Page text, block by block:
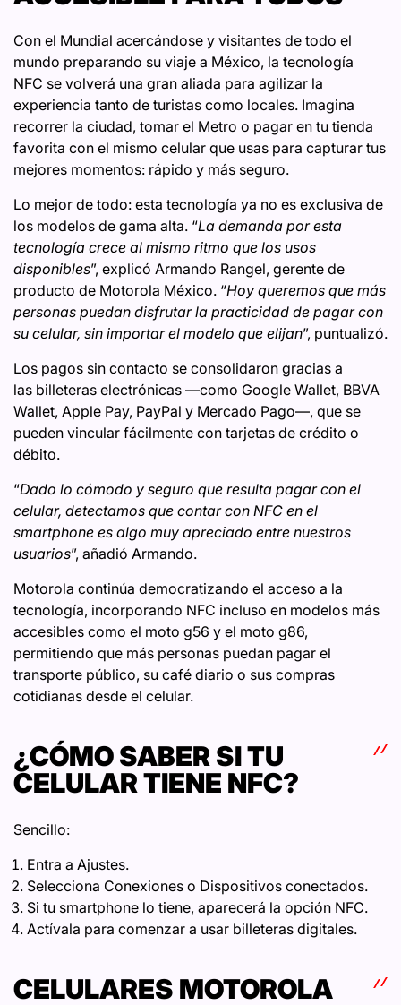
Con el Mundial acercándose y visitantes de todo el
mundo preparando su viaje a México, la tecnología
NFC se volverá una gran aliada para agilizar la
experiencia tanto de turistas como locales. Imagina
recorrer la ciudad, tomar el Metro o pagar en tu tienda
favorita con el mismo celular que usas para capturar tus
mejores momentos: rápido y más seguro.
Lo mejor de todo: esta tecnología ya no es exclusiva de
los modelos de gama alta. “La demanda por esta
tecnología crece al mismo ritmo que los usos
disponibles”, explicó Armando Rangel, gerente de
producto de Motorola México. “Hoy queremos que más
personas puedan disfrutar la practicidad de pagar con
su celular, sin importar el modelo que elijan”, puntualizó.
Los pagos sin contacto se consolidaron gracias a
las billeteras electrónicas —como Google Wallet, BBVA
Wallet, Apple Pay, PayPal y Mercado Pago—, que se
pueden vincular fácilmente con tarjetas de crédito o
débito.
“Dado lo cómodo y seguro que resulta pagar con el
celular, detectamos que contar con NFC en el
smartphone es algo muy apreciado entre nuestros
usuarios”, añadió Armando.
Motorola continúa democratizando el acceso a la
tecnología, incorporando NFC incluso en modelos más
accesibles como el moto g56 y el moto g86,
permitiendo que más personas puedan pagar el
transporte público, su café diario o sus compras
cotidianas desde el celular.
¿CÓMO SABER SI TU
CELULAR TIENE NFC?
Sencillo:
Entra a Ajustes.
Selecciona Conexiones o Dispositivos conectados.
Si tu smartphone lo tiene, aparecerá la opción NFC.
Actívala para comenzar a usar billeteras digitales.
CELULARES MOTOROLA